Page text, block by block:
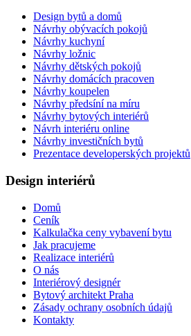
Design bytů a domů
Návrhy obývacích pokojů
Návrhy kuchyní
Návrhy ložnic
Návrhy dětských pokojů
Návrhy domácích pracoven
Návrhy koupelen
Návrhy předsíní na míru
Návrhy bytových interiérů
Návrh interiéru online
Návrhy investičních bytů
Prezentace developerských projektů
Design interiérů
Domů
Ceník
Kalkulačka ceny vybavení bytu
Jak pracujeme
Realizace interiérů
O nás
Interiérový designér
Bytový architekt Praha
Zásady ochrany osobních údajů
Kontakty